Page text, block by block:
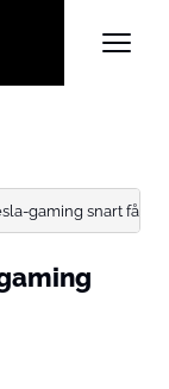
gaming snart får